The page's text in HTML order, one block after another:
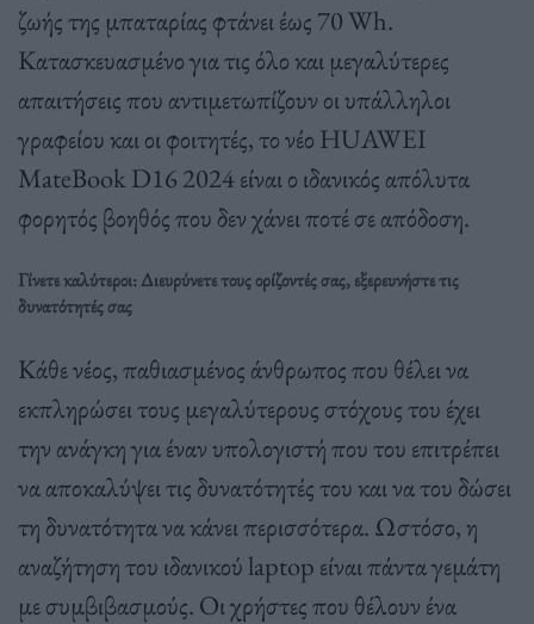
ζωής της μπαταρίας φτάνει έως 70 Wh.
Κατασκευασμένο για τις όλο και μεγαλύτερες
απαιτήσεις που αντιμετωπίζουν οι υπάλληλοι
γραφείου και οι φοιτητές, το νέο HUAWEI
MateBook D16 2024 είναι ο ιδανικός απόλυτα
φορητός βοηθός που δεν χάνει ποτέ σε απόδοση.
Γίνετε καλύτεροι: Διευρύνετε τους ορίζοντές σας, εξερευνήστε τις
δυνατότητές σας
Κάθε νέος, παθιασμένος άνθρωπος που θέλει να
εκπληρώσει τους μεγαλύτερους στόχους του έχει
την ανάγκη για έναν υπολογιστή που του επιτρέπει
να αποκαλύψει τις δυνατότητές του και να του δώσει
τη δυνατότητα να κάνει περισσότερα. Ωστόσο, η
αναζήτηση του ιδανικού laptop είναι πάντα γεμάτη
με συμβιβασμούς. Οι χρήστες που θέλουν ένα